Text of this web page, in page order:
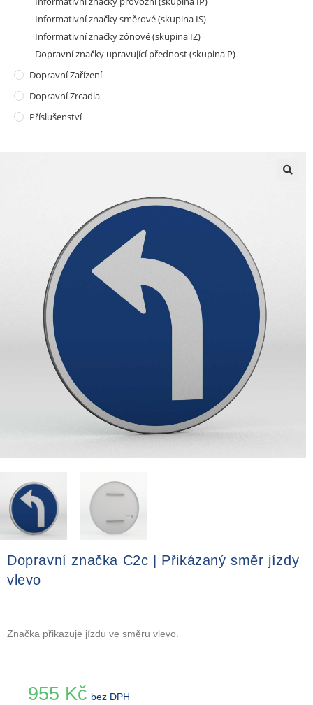
Informativní značky směrové (skupina IS)
Informativní značky zónové (skupina IZ)
Dopravní značky upravující přednost (skupina P)
Dopravní Zařízení
Dopravní Zrcadla
Příslušenství
Dopravní značka C2c | Přikázaný směr jízdy
vlevo
Značka přikazuje jízdu ve směru vlevo.
955 Kč bez DPH